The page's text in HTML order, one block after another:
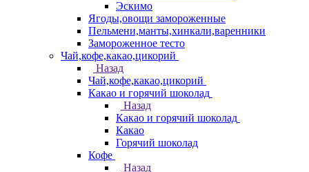
Эскимо
Ягоды,овощи замороженные
Пельмени,манты,хинкали,варенники
Замороженное тесто
Чай,кофе,какао,цикорий
Назад
Чай,кофе,какао,цикорий
Какао и горячий шоколад
Назад
Какао и горячий шоколад
Какао
Горячий шоколад
Кофе
Назад